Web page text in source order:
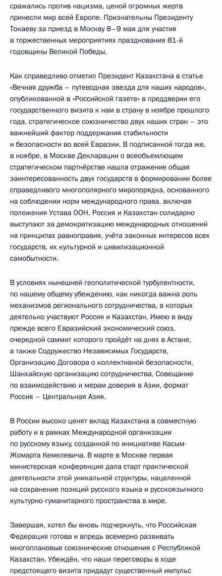
сражались против нацизма, ценой огромных жертв
принесли мир всей Европе. Признательны Президенту
Токаеву за приезд в Москву 8–9 мая для участия
в торжественных мероприятиях празднования 81-й
годовщины Великой Победы.
Как справедливо отметил Президент Казахстана в статье
«Вечная дружба – путеводная звезда для наших народов»,
опубликованной в «Российской газете» в преддверии его
государственного визита к нам в страну в ноябре прошлого
года, стратегическое союзничество двух наших стран – это
важнейший фактор поддержания стабильности
и безопасности во всей Евразии. В подписанной тогда же,
в ноябре, в Москве Декларации о всеобъемлющем
стратегическом партнёрстве нашла отражение общая
заинтересованность двух государств в формировании более
справедливого многополярного миропорядка, основанного
на соблюдении норм международного права, включая
положения Устава ООН. Россия и Казахстан солидарно
выступают за демократизацию международных отношений
на принципах равноправия, учёта законных интересов всех
государств, их культурной и цивилизационной
самобытности.
В условиях нынешней геополитической турбулентности,
по нашему общему убеждению, как никогда важна роль
механизмов регионального сотрудничества, в которых
деятельно участвуют Россия и Казахстан. Имею в виду
прежде всего Евразийский экономический союз,
очередной саммит которого пройдёт на днях в Астане,
а также Содружество Независимых Государств,
Организацию Договора о коллективной безопасности,
Шанхайскую организацию сотрудничества, Совещание
по взаимодействию и мерам доверия в Азии, формат
Россия – Центральная Азия.
В России высоко ценят вклад Казахстана в совместную
работу и в рамках Международной организации
по русскому языку, созданной по инициативе Касым-
Жомарта Кемелевича. В марте в Москве первая
министерская конференция дала старт практической
деятельности этой уникальной структуры, нацеленной
на сохранение позиций русского языка и русскоязычного
культурно-гуманитарного пространства в мире.
Завершая, хотел бы вновь подчеркнуть, что Российская
Федерация готова и впредь всемерно развивать
многоплановые союзнические отношения с Республикой
Казахстан. Убеждён, что наши переговоры в ходе
предстоящего визита придадут существенный импульс